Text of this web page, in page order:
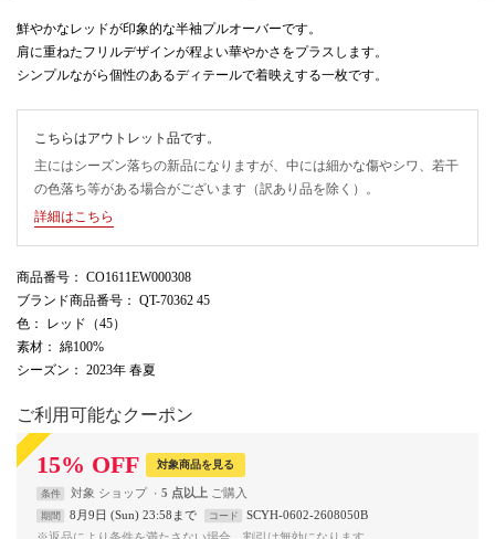
鮮やかなレッドが印象的な半袖プルオーバーです。
肩に重ねたフリルデザインが程よい華やかさをプラスします。
シンプルながら個性のあるディテールで着映えする一枚です。
こちらはアウトレット品です。
主にはシーズン落ちの新品になりますが、中には細かな傷やシワ、若干
の色落ち等がある場合がございます（訳あり品を除く）。
詳細はこちら
商品番号 ： CO1611EW000308
ブランド商品番号 ： QT-70362 45
色 ： レッド（45）
素材 ： 綿100%
シーズン ： 2023年 春夏
ご利用可能なクーポン
15% OFF 対象商品を見る
条件 対象 ショップ 5 点以上
期間 8月9日 (Sun) 23:58まで コード
SCYH-0602-2608050B